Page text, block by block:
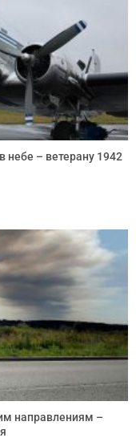
небе – ветерану 1942
направлениям –